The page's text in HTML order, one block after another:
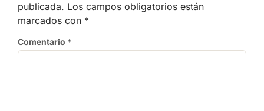
publicada. Los campos obligatorios están
marcados con *
Comentario *